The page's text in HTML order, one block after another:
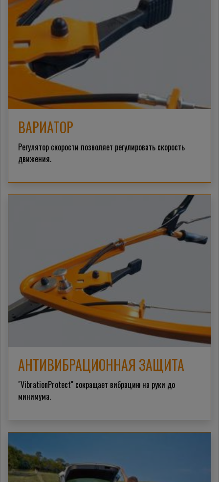
ВАРИАТОР
Регулятор скорости позволяет регулировать скорость
движения.
АНТИВИБРАЦИОННАЯ ЗАЩИТА
"VibrationProtect" сокращает вибрацию на руки до
минимума.